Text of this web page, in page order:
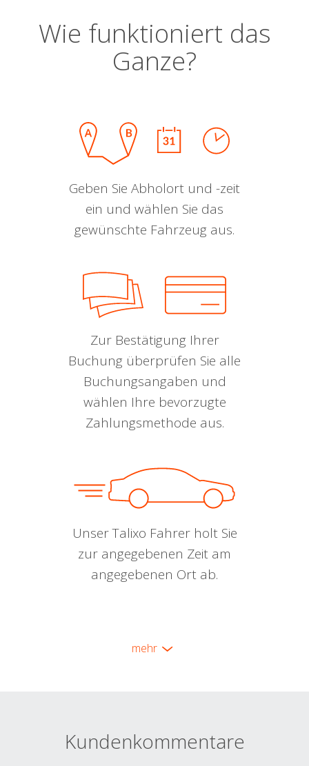
Wie funktioniert das
Ganze?
Geben Sie Abholort und -zeit
ein und wählen Sie das
gewünschte Fahrzeug aus.
Zur Bestätigung Ihrer
Buchung überprüfen Sie alle
Buchungsangaben und
wählen Ihre bevorzugte
Zahlungsmethode aus.
Unser Talixo Fahrer holt Sie
zur angegebenen Zeit am
angegebenen Ort ab.
mehr
Kundenkommentare